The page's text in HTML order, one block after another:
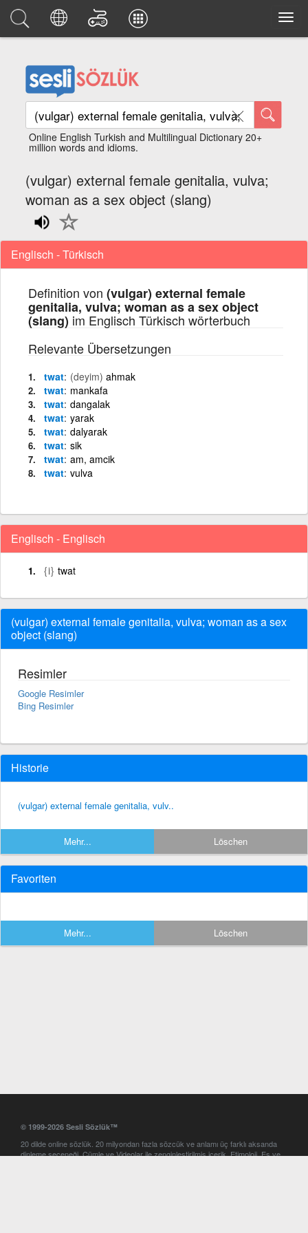
Online English Turkish and Multilingual Dictionary 20+
million words and idioms.
(vulgar) external female genitalia, vulva;
woman as a sex object (slang)
Englisch - Türkisch
Definition von (vulgar) external female
genitalia, vulva; woman as a sex object
(slang) im Englisch Türkisch wörterbuch
Relevante Übersetzungen
twat (deyim) ahmak
twat mankafa
twat dangalak
twat yarak
twat dalyarak
twat sik
twat am, amcik
twat vulva
Englisch - Englisch
{i} twat
(vulgar) external female genitalia, vulva; woman as a sex
object (slang)
Resimler
Google Resimler
Bing Resimler
Historie
(vulgar) external female genitalia, vulv..
Mehr... Löschen
Favoriten
Mehr... Löschen
© 1999-2026 Sesli Sözlük™
20 dilde online sözlük. 20 milyondan fazla sözcük ve anlamı üç farklı aksanda
dinleme seçeneği. Cümle ve Videolar ile zenginleştirilmiş içerik. Etimoloji, Eş ve